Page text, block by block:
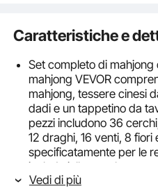
Caratteristiche e
Set completo di
mahjong VEVOR
mahjong, tessere cinesi
dadi e un tappetino da
pezzi includono 36
12 draghi, 16 venti, 8
specificatamente per le
include jolly o rack, non
americane/occidentali.
Vedi di più